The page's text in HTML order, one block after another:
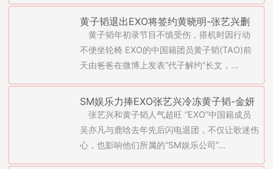
黄子韬退出EXO将签约黄晓明-张艺兴删
光Instagram照片(图)
黄子韬年初录节目不慎受伤，搭机时因行动
不便坐轮椅 EXO的中国籍团员黄子韬(TAO)前
天由爸爸在微博上发表“代子解约”长文，...
SM娱乐力捧EXO张艺兴冷冻黄子韬-金妍
儿和男友金元中复合(图)
张艺兴和黄子韬人气超旺 “EXO”中国籍成员
吴亦凡与鹿唅去年先后闪电退团，不仅让歌迷伤
心，也影响他们所属的“SM娱乐公司”...